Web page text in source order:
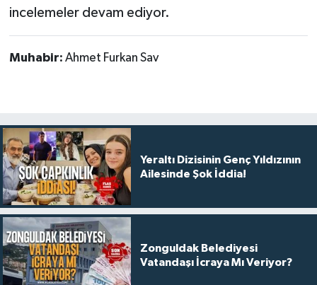
incelemeler devam ediyor.
Muhabir: Ahmet Furkan Sav
Yeraltı Dizisinin Genç Yıldızının
Ailesinde Şok İddia!
Zonguldak Belediyesi
Vatandaşı İcraya Mı Veriyor?